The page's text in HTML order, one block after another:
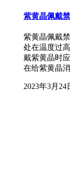
紫黄晶佩戴
紫黄晶佩戴
处在温度过
戴紫黄晶时
在给紫黄晶
2023年3月24